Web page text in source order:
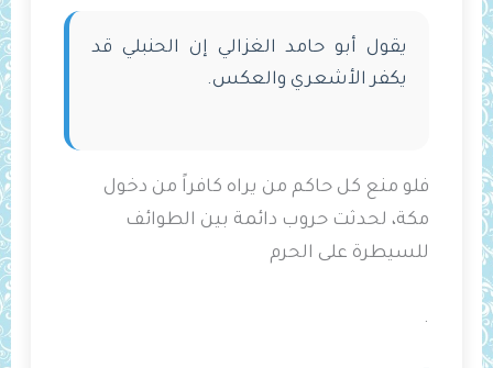
يقول أبو حامد الغزالي إن الحنبلي قد
يكفر الأشعري والعكس.
فلو منع كل حاكم من يراه كافراً من دخول
مكة، لحدثت حروب دائمة بين الطوائف
للسيطرة على الحرم
.